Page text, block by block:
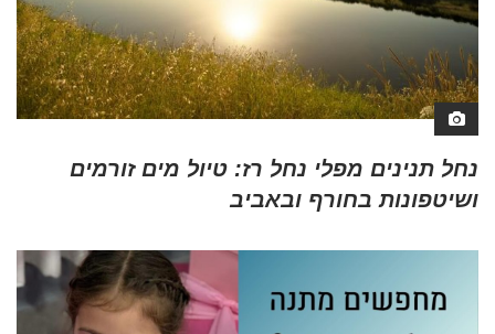
נחל תנינים מפלי נחל רז: טיול מים זורמים
ושיטפונות בחורף ובאביב